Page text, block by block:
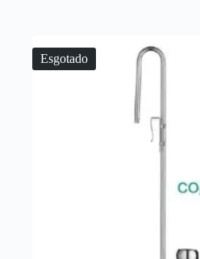
Esgotado